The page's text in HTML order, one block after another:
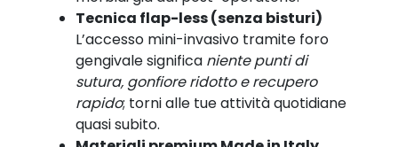
Tecnica flap-less (senza bisturi)
L’accesso mini-invasivo tramite foro
gengivale significa niente punti di
sutura, gonfiore ridotto e recupero
rapido; torni alle tue attività quotidiane
quasi subito.